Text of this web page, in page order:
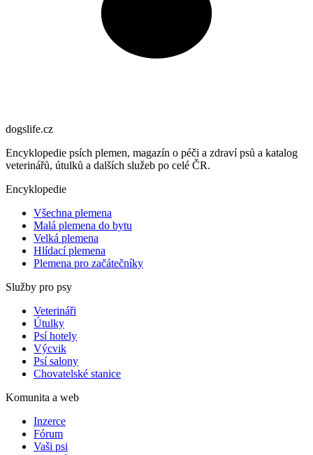
dogslife.cz
Encyklopedie psích plemen, magazín o péči a zdraví psů a katalog
veterinářů, útulků a dalších služeb po celé ČR.
Encyklopedie
Všechna plemena
Malá plemena do bytu
Velká plemena
Hlídací plemena
Plemena pro začátečníky
Služby pro psy
Veterináři
Útulky
Psí hotely
Výcvik
Psí salony
Chovatelské stanice
Komunita a web
Inzerce
Fórum
Vaši psi